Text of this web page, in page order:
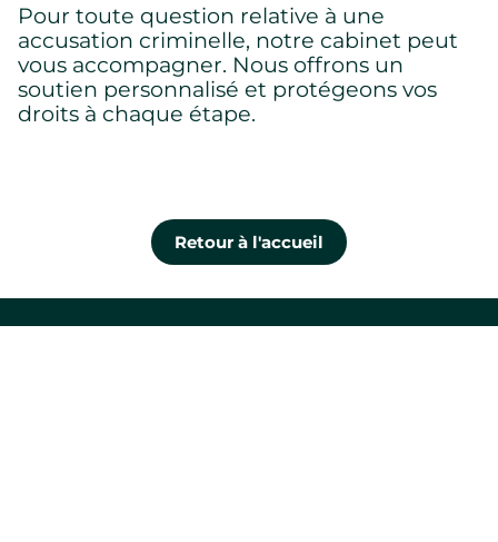
Pour toute question relative à une
accusation criminelle, notre cabinet peut
vous accompagner. Nous offrons un
soutien personnalisé et protégeons vos
droits à chaque étape.
Retour à l'accueil